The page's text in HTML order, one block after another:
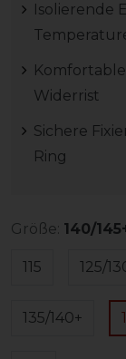
Isolierende
Widerrist
Sichere
Ring
Größe: 140/
115 125/
135/140+